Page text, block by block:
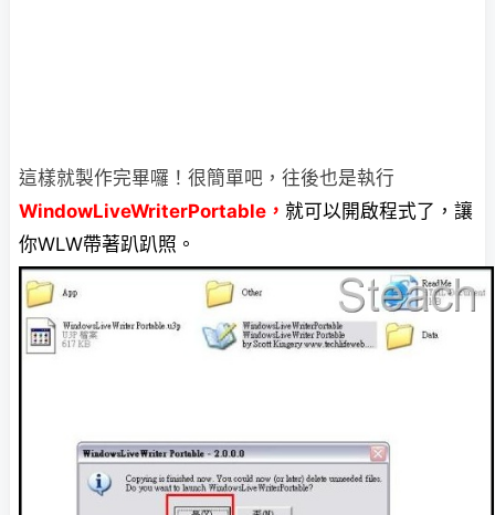
這樣就製作完畢囉！很簡單吧，往後也是執行
WindowLiveWriterPortable， 就可以開啟程式了，讓
你WLW帶著趴趴照。